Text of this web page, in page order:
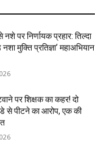
पर निर्णायक प्रहार: तिल्दा
मुक्ति प्रतिज्ञा’ महाअभियान
पर शिक्षक का कहर! दो
से पीटने का आरोप, एक की